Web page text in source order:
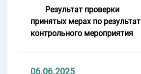
Результат проверки
принятых мерах по
контрольного мероприятия
06.06.2025